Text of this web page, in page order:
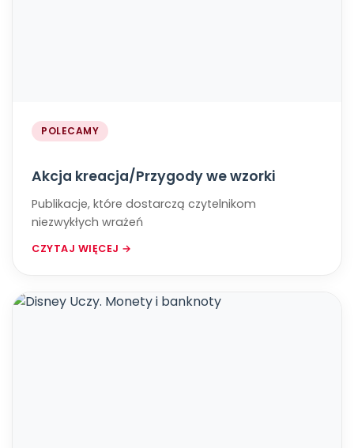
POLECAMY
Akcja kreacja/Przygody we wzorki
Publikacje, które dostarczą czytelnikom
niezwykłych wrażeń
CZYTAJ WIĘCEJ →